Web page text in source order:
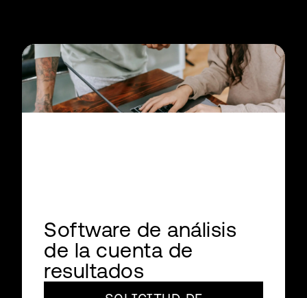
Software de análisis
de la cuenta de
resultados